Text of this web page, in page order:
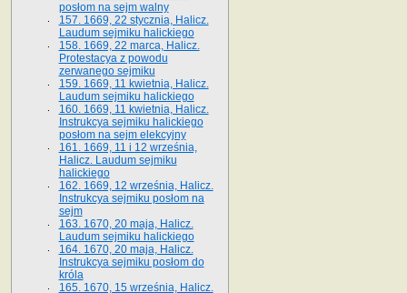
posłom na sejm walny
157. 1669, 22 stycznia, Halicz.
Laudum sejmiku halickiego
158. 1669, 22 marca, Halicz.
Protestacya z powodu
zerwanego sejmiku
159. 1669, 11 kwietnia, Halicz.
Laudum sejmiku halickiego
160. 1669, 11 kwietnia, Halicz.
Instrukcya sejmiku halickiego
posłom na sejm elekcyjny
161. 1669, 11 i 12 września,
Halicz. Laudum sejmiku
halickiego
162. 1669, 12 września, Halicz.
Instrukcya sejmiku posłom na
sejm
163. 1670, 20 maja, Halicz.
Laudum sejmiku halickiego
164. 1670, 20 maja, Halicz.
Instrukcya sejmiku posłom do
króla
165. 1670, 15 września, Halicz.